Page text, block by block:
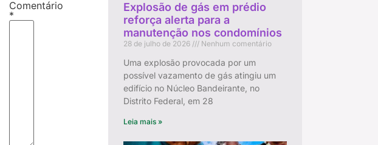
Comentário
*
Explosão de gás em prédio
reforça alerta para a
manutenção nos condomínios
28 de julho de 2026 Nenhum comentário
Uma explosão provocada por um
possível vazamento de gás atingiu um
edifício no Núcleo Bandeirante, no
Distrito Federal, em 28
Leia mais »